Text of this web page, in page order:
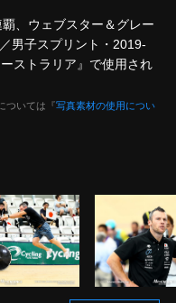
、ウェブスター＆グレー
男子スプリント・2019-
ストラリア』で使用され
ついては『写真素材の使用につい